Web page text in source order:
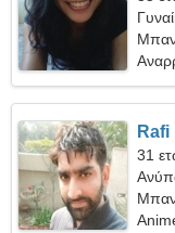
Rafi
31